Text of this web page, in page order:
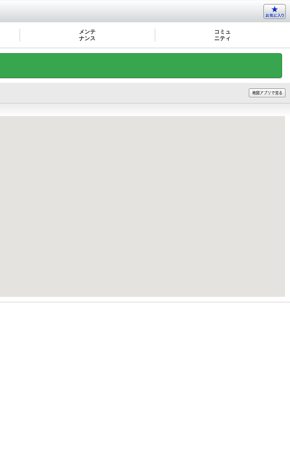
メンテ
ナンス
コミュ
ニティ